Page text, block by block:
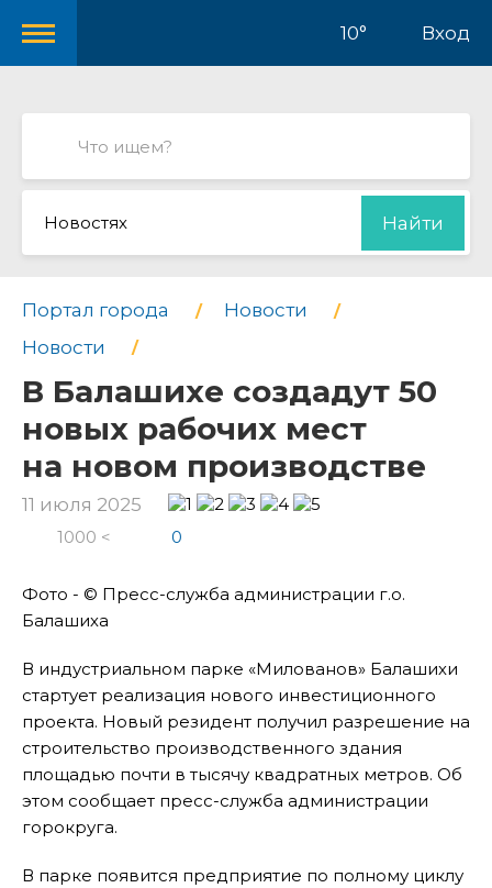
10° Вход
Новостях Найти
Портал города
Новости
Новости
В Балашихе создадут 50
новых рабочих мест
на новом производстве
11 июля 2025
1000 < 0
Фото - © Пресс-служба администрации г.о.
Балашиха
В индустриальном парке «Милованов» Балашихи
стартует реализация нового инвестиционного
проекта. Новый резидент получил разрешение на
строительство производственного здания
площадью почти в тысячу квадратных метров. Об
этом сообщает пресс-служба администрации
горокруга.
В парке появится предприятие по полному циклу